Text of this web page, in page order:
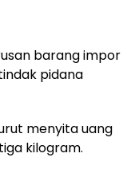
barang impor
pidana
menyita uang
kilogram.